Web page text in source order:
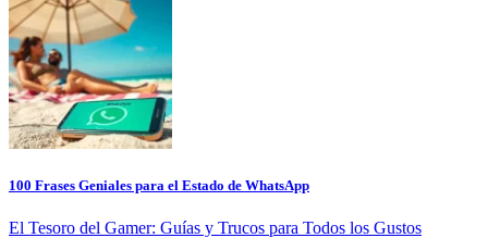
100 Frases Geniales para el Estado de WhatsApp
El Tesoro del Gamer: Guías y Trucos para Todos los Gustos